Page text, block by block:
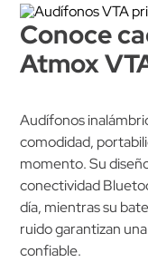
Estilo de
Over-ear
(diadema)
Tipo de
Inalámbricos
Conoce
Atmox
Audífonos
comodidad,
momento. Su
conectividad
día, mientras su
ruido garantizan
confiable.